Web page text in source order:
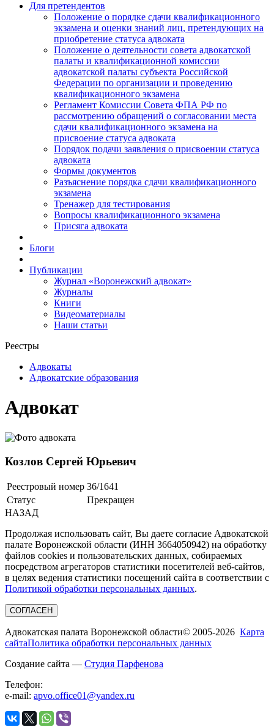
Для претендентов
Положение о порядке сдачи квалификационного
экзамена и оценки знаний лиц, претендующих на
приобретение статуса адвоката
Положение о деятельности совета адвокатской
палаты и квалификационной комиссии
адвокатской палаты субъекта Российской
Федерации по организации и проведению
квалификационного экзамена
Регламент Комиссии Совета ФПА РФ по
рассмотрению обращений о согласовании места
сдачи квалификационного экзамена на
присвоение статуса адвоката
Порядок подачи заявления о присвоении статуса
адвоката
Формы документов
Разъяснение порядка сдачи квалификационного
экзамена
Тренажер для тестирования
Вопросы квалификационного экзамена
Присяга адвоката
Блоги
Публикации
Журнал «Воронежский адвокат»
Журналы
Книги
Видеоматериалы
Наши статьи
Реестры
Адвокаты
Адвокатские образования
Адвокат
Козлов Сергей Юрьевич
Реестровый номер 36/1641
Статус
Прекращен
НАЗАД
Продолжая использовать сайт, Вы даете согласие Адвокатской
палате Воронежской области (ИНН 3664050942) на обработку
файлов cookies и пользовательских данных, собираемых
посредством агрегаторов статистики посетителей веб-сайтов,
в целях ведения статистики посещений сайта в соответствии с
Политикой обработки персональных данных.
СОГЛАСЕН
Адвокатская палата Воронежской области© 2005-2026 Карта
сайтаПолитика обработки персональных данных
Создание сайта — Студия Парфенова
Телефон:
e-mail: apvo.office01@yandex.ru